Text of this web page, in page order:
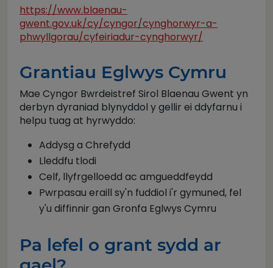
https://www.blaenau-
gwent.gov.uk/cy/cyngor/cynghorwyr-a-
phwyllgorau/cyfeiriadur-cynghorwyr/
Grantiau Eglwys Cymru
Mae Cyngor Bwrdeistref Sirol Blaenau Gwent yn
derbyn dyraniad blynyddol y gellir ei ddyfarnu i
helpu tuag at hyrwyddo:
Addysg a Chrefydd
Lleddfu tlodi
Celf, llyfrgelloedd ac amgueddfeydd
Pwrpasau eraill sy'n fuddiol i'r gymuned, fel
y'u diffinnir gan Gronfa Eglwys Cymru
Pa lefel o grant sydd ar